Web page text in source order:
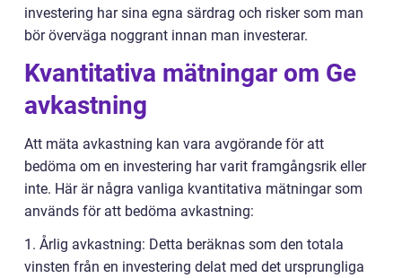
investering har sina egna särdrag och risker som man
bör överväga noggrant innan man investerar.
Kvantitativa mätningar om Ge
avkastning
Att mäta avkastning kan vara avgörande för att
bedöma om en investering har varit framgångsrik eller
inte. Här är några vanliga kvantitativa mätningar som
används för att bedöma avkastning:
1. Årlig avkastning: Detta beräknas som den totala
vinsten från en investering delat med det ursprungliga